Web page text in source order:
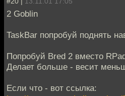
2 Goblin
TaskBar попробуй поднять
Попробуй Bred 2 вместо
Делает больше - весит
Если что - вот ссылка: